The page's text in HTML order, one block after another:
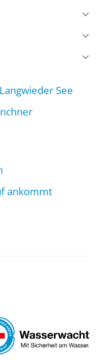
See
ankommt